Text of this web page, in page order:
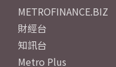
METROFINANCE.BIZ
財經台
知訊台
Metro Plus